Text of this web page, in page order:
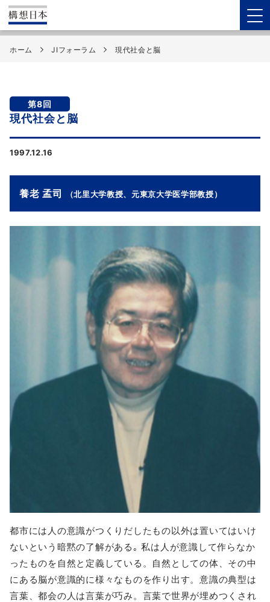
ホーム JIフォーラム 現代社会と脳
第8回
現代社会と脳
1997.12.16
養老 孟司 （北里大学教授、元東京大学医学部教授）
都市には人の意識がつくりだしたもの以外は置いてはいけ
ないという暗黙の了解がある｡ 私は人が意識して作らなか
ったものを自然と定義している。自然としての体、その中
にある脳が意識的に様々なものを作り出す。意識の典型は
言葉、都会の人は言葉が巧み。言葉で世界が埋めつくされ